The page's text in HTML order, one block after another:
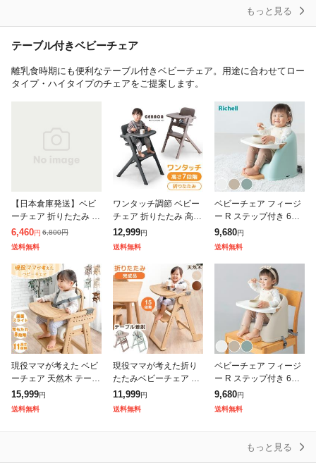
もっと見る
テーブル付きベビーチェア
離乳食時期にも便利なテーブル付きベビーチェア。用途に合わせてロー
タイプ・ハイタイプのチェアをご提案します。
【日本倉庫発送】ベビ
ーチェア 折りたたみ 離
乳食 椅子 足置き ハイ
チェア ローチェア ハイ
ローチェア 高さ調節 椅
子 2way
6,460円 6,800円
送料無料
ワンタッチ調節 ベビー
チェア 折りたたみ 高さ
調整 7段階 テーブル付
き 立ち上がり防止 ベル
ト ハイチェア ベビーチ
ェアー ダ
12,999円
送料無料
ベビーチェア フィージ
ー R ステップ付き 6カ
月〜3才頃 ( リッチェル
ローチェア テーブル付
き 食事チェア ベビー用
椅子
9,680円
送料無料
現役ママが考えた ベビ
ーチェア 天然木 テーブ
ル 立ち上がり防止 5点
式ベルト 高さ調整 11段
階 座面スライド 足置き
15,999円
送料無料
現役ママが考えた折り
たたみベビーチェア 天
然木 テーブル 立ち上が
り防止 5点式ベルト 高
さ調整 足置き クッショ
11,999円
送料無料
ベビーチェア フィージ
ー R ステップ付き 6カ
月〜3才頃 ( リッチェル
ローチェア テーブル付
き 食事チェア ベビー用
9,680円
送料無料
もっと見る